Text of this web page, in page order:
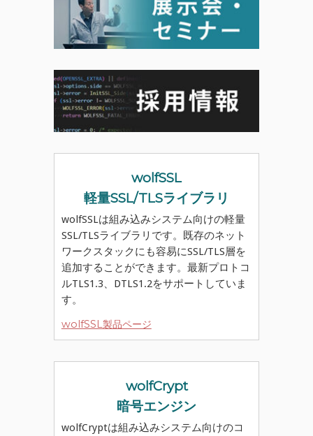
wolfSSL
軽量SSL/TLSライブラリ
wolfSSLは組み込みシステム向けの軽量
SSL/TLSライブラリです。既存のネット
ワークスタックにも容易にSSL/TLS層を
追加することができます。最新プロトコ
ルTLS1.3、DTLS1.2をサポートしていま
す。
wolfSSL製品ページ
wolfCrypt
暗号エンジン
wolfCryptは組み込みシステム向けのコ